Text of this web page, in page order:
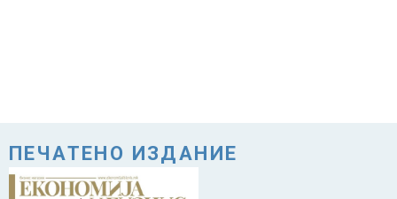
ПЕЧАТЕНО ИЗДАНИЕ